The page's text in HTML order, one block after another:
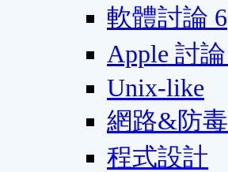
軟體討論 6
Apple 討論
Unix-like
網路&防毒
程式設計